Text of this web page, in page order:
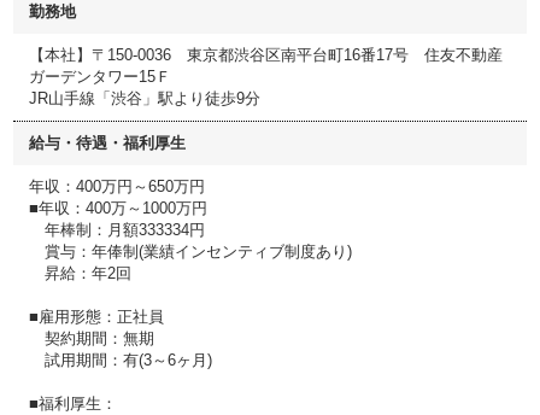
勤務地
【本社】〒150-0036 東京都渋谷区南平台町16番17号 住友不動産
ガーデンタワー15Ｆ
JR山手線「渋谷」駅より徒歩9分
給与・待遇・福利厚生
年収：400万円～650万円
■年収：400万～1000万円
年棒制：月額333334円
賞与：年俸制(業績インセンティブ制度あり)
昇給：年2回
■雇用形態：正社員
契約期間：無期
試用期間：有(3～6ヶ月)
■福利厚生：